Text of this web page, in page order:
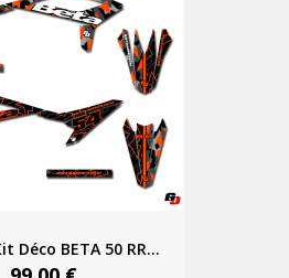
Déco BETA 50 RR...